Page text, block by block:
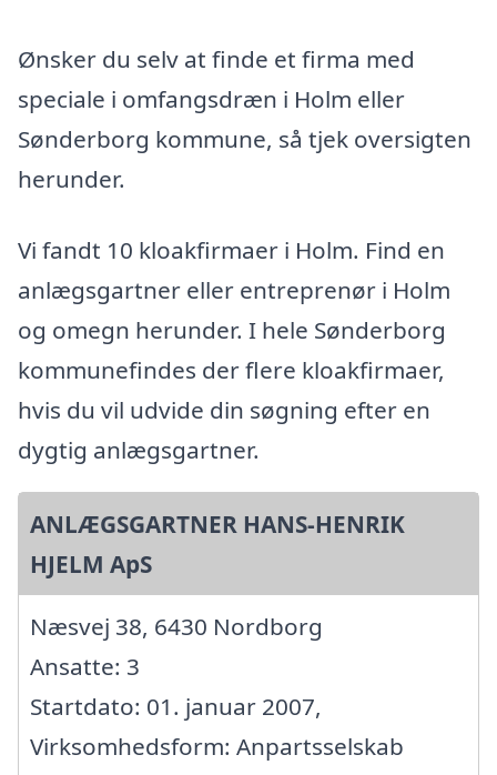
Ønsker du selv at finde et firma med
speciale i omfangsdræn i Holm eller
Sønderborg kommune, så tjek oversigten
herunder.
Vi fandt 10 kloakfirmaer i Holm. Find en
anlægsgartner eller entreprenør i Holm
og omegn herunder. I hele Sønderborg
kommunefindes der flere kloakfirmaer,
hvis du vil udvide din søgning efter en
dygtig anlægsgartner.
ANLÆGSGARTNER HANS-HENRIK
HJELM ApS
Næsvej 38, 6430 Nordborg
Ansatte: 3
Startdato: 01. januar 2007,
Virksomhedsform: Anpartsselskab